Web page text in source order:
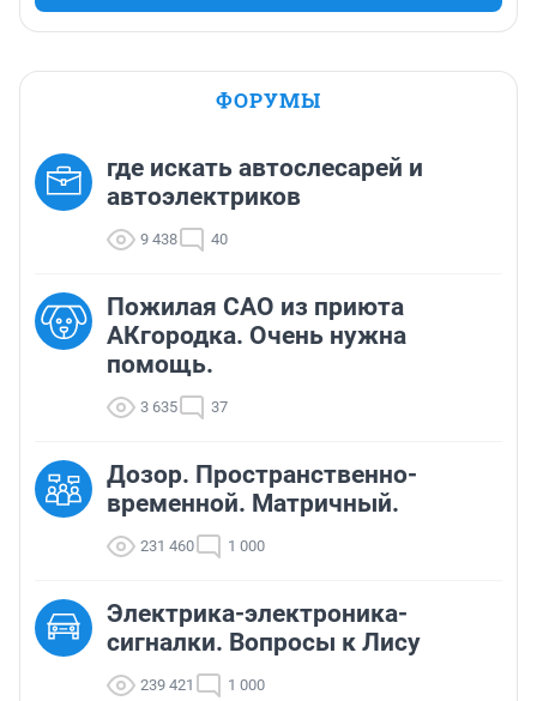
ФОРУМЫ
где искать автослесарей и
автоэлектриков
9 438 40
Пожилая САО из приюта
АКгородка. Очень нужна
помощь.
3 635 37
Дозор. Пространственно-
временной. Матричный.
231 460 1 000
Электрика-электроника-
сигналки. Вопросы к Лису
239 421 1 000